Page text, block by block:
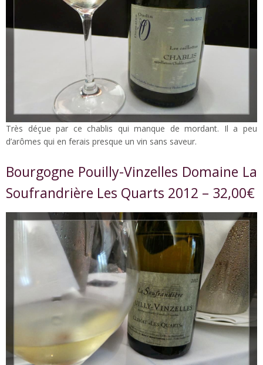
Très déçue par ce chablis qui manque de mordant. Il a peu
d’arômes qui en ferais presque un vin sans saveur.
Bourgogne Pouilly-Vinzelles Domaine La
Soufrandrière Les Quarts 2012 – 32,00€